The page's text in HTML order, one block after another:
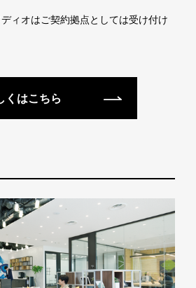
ィオはご契約拠点としては受け付け
くはこちら